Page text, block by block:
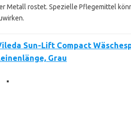
Metall rostet. Spezielle Pflegemittel
Sun-Lift Compact
Grau